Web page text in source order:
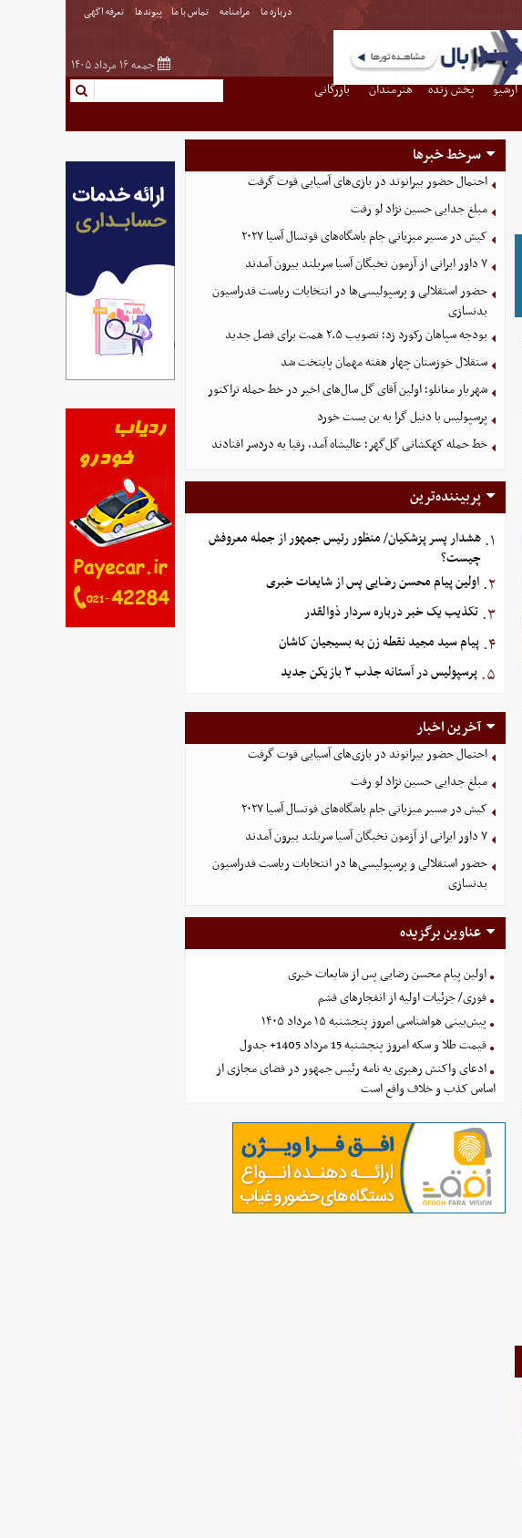
درباره ما مرامنامه تماس با ما پیوندها تعرفه اگهی
جمعه ۱۶ مرداد ۱۴۰۵
آرشیو پخش زنده هنرمندان
بازرگانی
سرخط خبرها
احتمال حضور بیرانوند در بازی‌های آسیایی قوت گرفت
مبلغ جدایی حسین نژاد لو رفت
کیش در مسیر میزبانی جام باشگاه‌های فوتسال آسیا ۲۰۲۷
۷ داور ایرانی از آزمون نخبگان آسیا سربلند بیرون آمدند
حضور استقلالی و پرسپولیسی‌ها در انتخابات ریاست فدراسیون
بدنسازی
بودجه سپاهان رکورد زد؛ تصویب ۲.۵ همت برای فصل جدید
ستقلال خوزستان چهار هفته مهمان پایتخت شد
شهریار مغانلو؛ اولین آقای گل سال‌های اخیر در خط حمله تراکتور
پرسپولیس با دنیل گرا به بن بست خورد
خط حمله کهکشانی گل‌گهر؛ عالیشاه آمد، رقبا به دردسر افتادند
پربیننده‌ترین
۱. هشدار پسر پزشکیان/ منظور رئیس جمهور از جمله معروفش
چیست؟
۲. اولین پیام محسن رضایی پس از شایعات خبری
۳. تکذیب یک خبر درباره سردار ذوالقدر
۴. پیام سید مجید نقطه زن به بسیجیان کاشان
۵. پرسپولیس در آستانه جذب ۳ بازیکن جدید
آخرین اخبار
احتمال حضور بیرانوند در بازی‌های آسیایی قوت گرفت
مبلغ جدایی حسین نژاد لو رفت
کیش در مسیر میزبانی جام باشگاه‌های فوتسال آسیا ۲۰۲۷
۷ داور ایرانی از آزمون نخبگان آسیا سربلند بیرون آمدند
حضور استقلالی و پرسپولیسی‌ها در انتخابات ریاست فدراسیون
بدنسازی
عناوین برگزیده
اولین پیام محسن رضایی پس از شایعات خبری
فوری/ جزئیات اولیه از انفجارهای قشم
پیش‌بینی هواشناسی امروز پنجشنبه ۱۵ مرداد ۱۴۰۵
قیمت طلا و سکه امروز پنجشنبه 15 مرداد 1405+ جدول
ادعای واکنش رهبری به نامه رئیس جمهور در فضای مجازی از
اساس کذب و خلاف واقع است